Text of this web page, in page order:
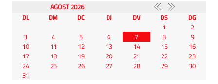
AGOST 2026
DL
DM DC DJ DV DS
DG
1
2
3
4 5 6 7 8
9
10
11 12 13 14 15
16
17
18 19 20 21 22
23
24
25 26 27 28 29
30
31